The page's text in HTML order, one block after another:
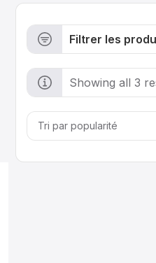
Showing all 3
Filtrer les